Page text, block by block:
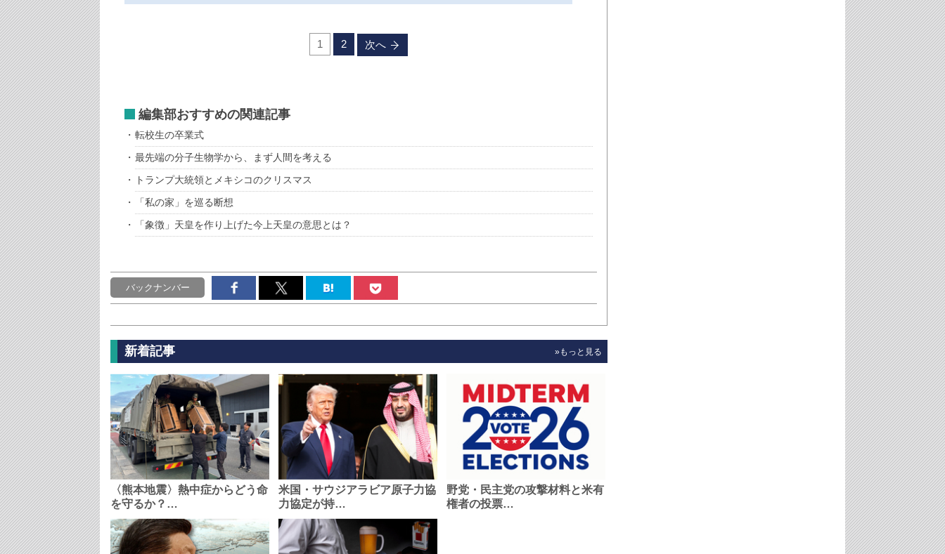
1 2 次へ
編集部おすすめの関連記事
転校生の卒業式
最先端の分子生物学から、まず人間を考える
トランプ大統領とメキシコのクリスマス
「私の家」を巡る断想
「象徴」天皇を作り上げた今上天皇の意思とは？
バックナンバー
新着記事 »もっと見る
〈熊本地震〉熱中症からどう命
を守るか？…
米国・サウジアラビア原子力協
力協定が持…
野党・民主党の攻撃材料と米有
権者の投票…